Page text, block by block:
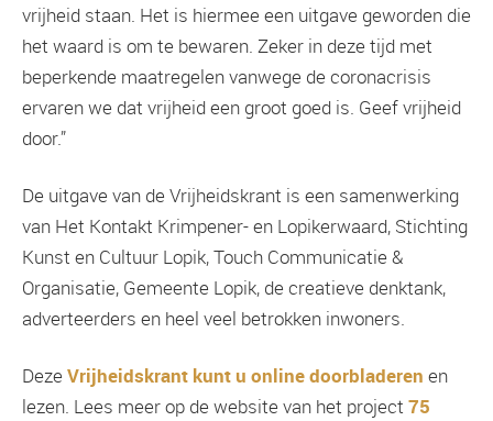
vrijheid staan. Het is hiermee een uitgave geworden die
het waard is om te bewaren. Zeker in deze tijd met
beperkende maatregelen vanwege de coronacrisis
ervaren we dat vrijheid een groot goed is. Geef vrijheid
door.”
De uitgave van de Vrijheidskrant is een samenwerking
van Het Kontakt Krimpener- en Lopikerwaard, Stichting
Kunst en Cultuur Lopik, Touch Communicatie &
Organisatie, Gemeente Lopik, de creatieve denktank,
adverteerders en heel veel betrokken inwoners.
Deze Vrijheidskrant kunt u online doorbladeren en
lezen. Lees meer op de website van het project 75